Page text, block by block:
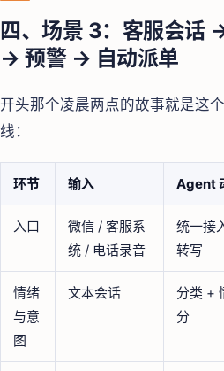
四、场景 3：客服会话
→ 预警 → 自动派单
开头那个凌晨两点的故事就是这
线：
环节 输入 Agent
入口
微信 / 客服系
统 / 电话录音
统一接
转写
情绪
与意
图
文本会话
分类 +
分